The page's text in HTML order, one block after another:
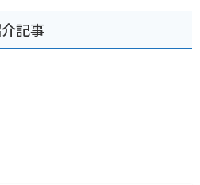
周辺の桜並木が美し
、多くの花見客で賑わいます。周辺には、歴
や観光スポットも多く点在しており、ドライ
記事